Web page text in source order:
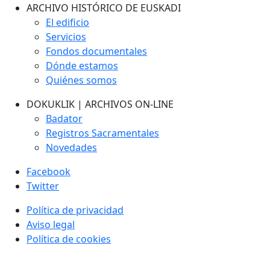
ARCHIVO HISTÓRICO DE EUSKADI
El edificio
Servicios
Fondos documentales
Dónde estamos
Quiénes somos
DOKUKLIK | ARCHIVOS ON-LINE
Badator
Registros Sacramentales
Novedades
Facebook
Twitter
Política de privacidad
Aviso legal
Política de cookies